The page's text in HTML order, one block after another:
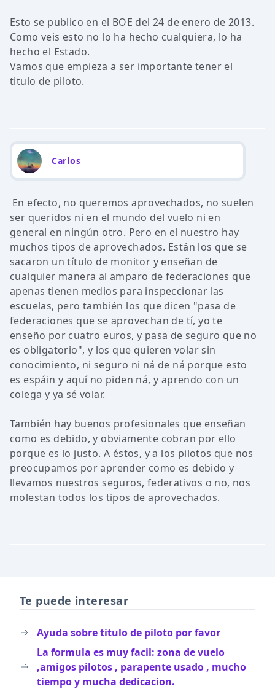
Esto se publico en el BOE del 24 de enero de 2013.
Como veis esto no lo ha hecho cualquiera, lo ha
hecho el Estado.
Vamos que empieza a ser importante tener el
titulo de piloto.
Carlos
En efecto, no queremos aprovechados, no suelen
ser queridos ni en el mundo del vuelo ni en
general en ningún otro. Pero en el nuestro hay
muchos tipos de aprovechados. Están los que se
sacaron un título de monitor y enseñan de
cualquier manera al amparo de federaciones que
apenas tienen medios para inspeccionar las
escuelas, pero también los que dicen "pasa de
federaciones que se aprovechan de tí, yo te
enseño por cuatro euros, y pasa de seguro que no
es obligatorio", y los que quieren volar sin
conocimiento, ni seguro ni ná de ná porque esto
es espáin y aquí no piden ná, y aprendo con un
colega y ya sé volar.
También hay buenos profesionales que enseñan
como es debido, y obviamente cobran por ello
porque es lo justo. A éstos, y a los pilotos que nos
preocupamos por aprender como es debido y
llevamos nuestros seguros, federativos o no, nos
molestan todos los tipos de aprovechados.
Te puede interesar
Ayuda sobre titulo de piloto por favor
La formula es muy facil: zona de vuelo
,amigos pilotos , parapente usado , mucho
tiempo y mucha dedicacion.